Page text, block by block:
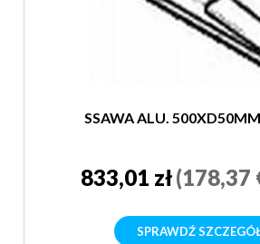
SSAWA ALU.
833,01 zł(178,37
SPRAWDŹ